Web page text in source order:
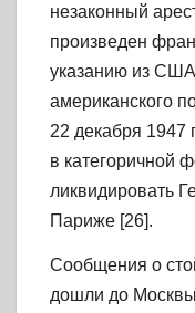
незаконный
произведен
указанию из
американского
22 декабря 1947
в категоричной
ликвидировать
Париже [26].
Сообщения о
дошли до